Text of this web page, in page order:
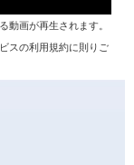
動画が再生されます。
スの利用規約に則りご